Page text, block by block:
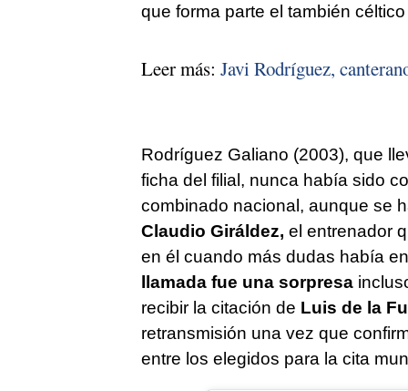
que forma parte el también
Leer más: Javi Rodríguez,
Rodríguez Galiano (2003), que
ficha del filial, nunca había sido
combinado nacional, aunque se
Claudio Giráldez, el entrenador
en él cuando más dudas había
llamada fue una sorpresa
recibir la citación de Luis de la
retransmisión una vez que
entre los elegidos para la cita